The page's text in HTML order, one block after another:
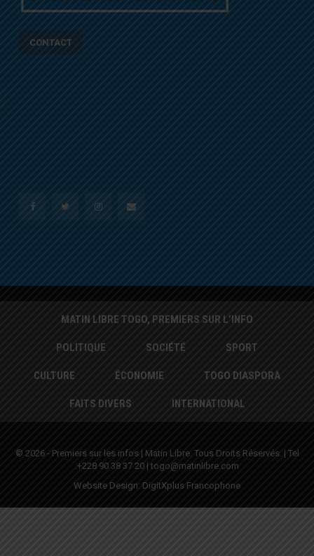
CONTACT
MATIN LIBRE TOGO, PREMIERS SUR L’INFO
POLITIQUE SOCIÉTÉ SPORT
CULTURE ÉCONOMIE TOGO DIASPORA
FAITS DIVERS INTERNATIONAL
© 2026 - Premiers sur les infos | Matin Libre. Tous Droits Réservés. | Tel
:+228 90 38 37 20 | togo@matinlibre.com
Website Design: DigitXplus Francophone